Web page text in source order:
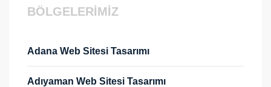
BÖLGELERİMİZ
Adana Web Sitesi Tasarımı
Adıyaman Web Sitesi Tasarımı